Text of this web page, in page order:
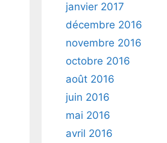
janvier 2017
décembre 2016
novembre 2016
octobre 2016
août 2016
juin 2016
mai 2016
avril 2016